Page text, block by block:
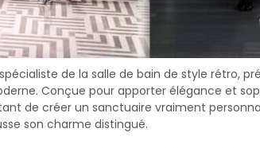
de la salle de bain de style rétro,
Conçue pour apporter élégance et
de créer un sanctuaire vraiment
son charme distingué.